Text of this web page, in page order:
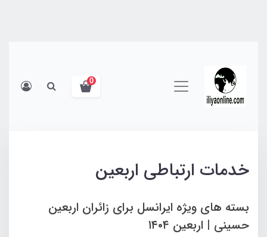
0
خدمات ارتباطی اربعین
بسته های ویژه ایرانسل برای زائران اربعین
حسینی | اربعین ۱۴۰۴